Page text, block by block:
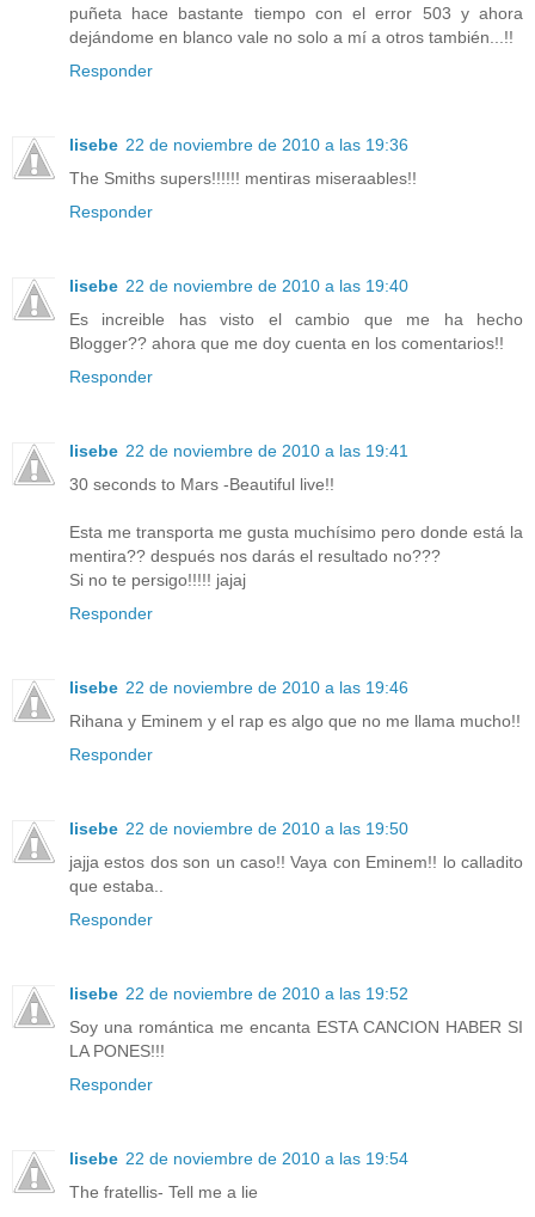
puñeta hace bastante tiempo con el error 503 y ahora
dejándome en blanco vale no solo a mí a otros también...!!
Responder
lisebe 22 de noviembre de 2010 a las 19:36
The Smiths supers!!!!!! mentiras miseraables!!
Responder
lisebe 22 de noviembre de 2010 a las 19:40
Es increible has visto el cambio que me ha hecho
Blogger?? ahora que me doy cuenta en los comentarios!!
Responder
lisebe 22 de noviembre de 2010 a las 19:41
30 seconds to Mars -Beautiful live!!
Esta me transporta me gusta muchísimo pero donde está la
mentira?? después nos darás el resultado no???
Si no te persigo!!!!! jajaj
Responder
lisebe 22 de noviembre de 2010 a las 19:46
Rihana y Eminem y el rap es algo que no me llama mucho!!
Responder
lisebe 22 de noviembre de 2010 a las 19:50
jajja estos dos son un caso!! Vaya con Eminem!! lo calladito
que estaba..
Responder
lisebe 22 de noviembre de 2010 a las 19:52
Soy una romántica me encanta ESTA CANCION HABER SI
LA PONES!!!
Responder
lisebe 22 de noviembre de 2010 a las 19:54
The fratellis- Tell me a lie